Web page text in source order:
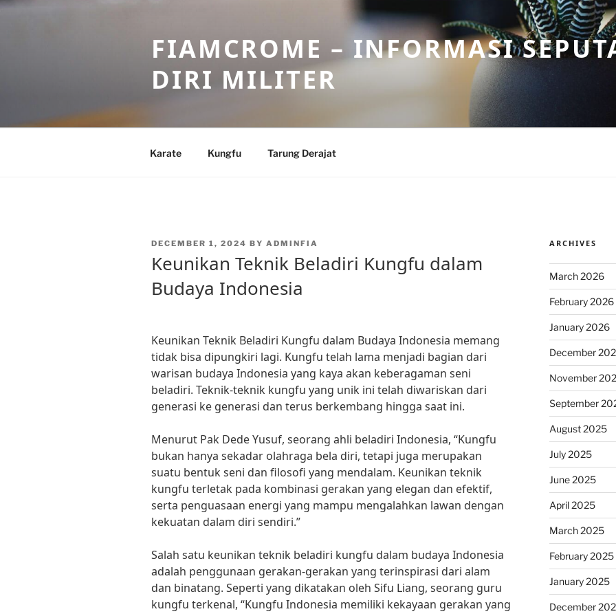
Skip
FIAMCROME – INFORMASI
DIRI MILITER
Karate Kungfu Tarung Derajat
POSTED
DECEMBER 1, 2024 BY ADMINFIA
Keunikan Teknik Beladiri Kungfu dalam
Budaya Indonesia
Keunikan Teknik Beladiri Kungfu dalam Budaya Indonesia memang
tidak bisa dipungkiri lagi. Kungfu telah lama menjadi bagian dari
warisan budaya Indonesia yang kaya akan keberagaman seni
beladiri. Teknik-teknik kungfu yang unik ini telah diwariskan dari
generasi ke generasi dan terus berkembang hingga saat ini.
Menurut Pak Dede Yusuf, seorang ahli beladiri Indonesia, “Kungfu
bukan hanya sekadar olahraga bela diri, tetapi juga merupakan
suatu bentuk seni dan filosofi yang mendalam. Keunikan teknik
kungfu terletak pada kombinasi gerakan yang elegan dan efektif,
serta penguasaan energi yang mampu mengalahkan lawan dengan
kekuatan dalam diri sendiri.”
Salah satu keunikan teknik beladiri kungfu dalam budaya Indonesia
adalah penggunaan gerakan-gerakan yang terinspirasi dari alam
dan binatang. Seperti yang dikatakan oleh Sifu Liang, seorang guru
kungfu terkenal, “Kungfu Indonesia memiliki kekayaan gerakan yang
ARCHIVES
March 2026
February 2026
January 2026
December
November
September
August 2025
July 2025
June 2025
April 2025
March 2025
February 2025
January 2025
December